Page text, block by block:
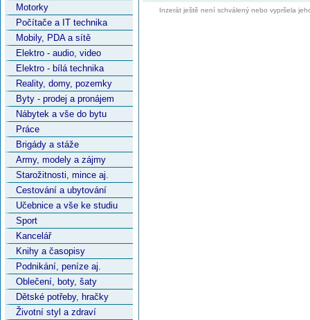
Motorky
Počítače a IT technika
Mobily, PDA a sítě
Elektro - audio, video
Elektro - bílá technika
Reality, domy, pozemky
Byty - prodej a pronájem
Nábytek a vše do bytu
Práce
Brigády a stáže
Army, modely a zájmy
Starožitnosti, mince aj.
Cestování a ubytování
Učebnice a vše ke studiu
Sport
Kancelář
Knihy a časopisy
Podnikání, peníze aj.
Oblečení, boty, šaty
Dětské potřeby, hračky
Životní styl a zdraví
Inzerát ještě není schválený nebo vypršela